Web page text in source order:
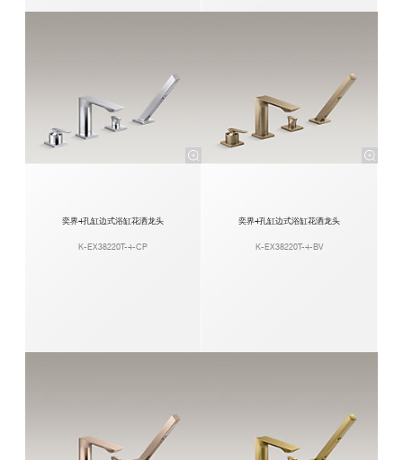
奕界4孔缸边式浴缸花洒龙头
K-EX38220T-4-CP
奕界4孔缸边式浴缸花洒龙头
K-EX38220T-4-BV